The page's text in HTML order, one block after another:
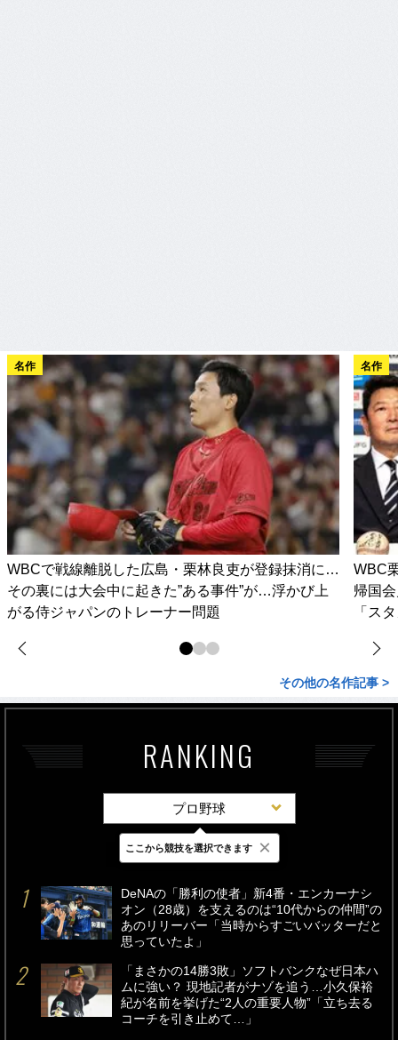
名作
WBCで戦線離脱した広島・栗林良吏が登録抹消に…
その裏には大会中に起きた”ある事件”が…浮かび上
がる侍ジャパンのトレーナー問題
名作
WBC
帰国
「ス
その他の名作記事 >
RANKING
プロ野球
最新 24時間 週間
DeNAの「勝利の使者」新4番・エンカーナシ
オン（28歳）を支えるのは“10代からの仲間”の
あのリリーバー「当時からすごいバッターだと
思っていたよ」
「まさかの14勝3敗」ソフトバンクなぜ日本ハ
ムに強い？ 現地記者がナゾを追う…小久保裕
紀が名前を挙げた“2人の重要人物”「立ち去る
コーチを引き止めて…」
ここから競技を選択できます ×